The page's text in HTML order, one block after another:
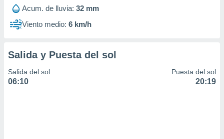
Acum. de lluvia: 32 mm
Viento medio: 6 km/h
Salida y Puesta del sol
Salida del sol
06:10
Puesta del sol
20:19